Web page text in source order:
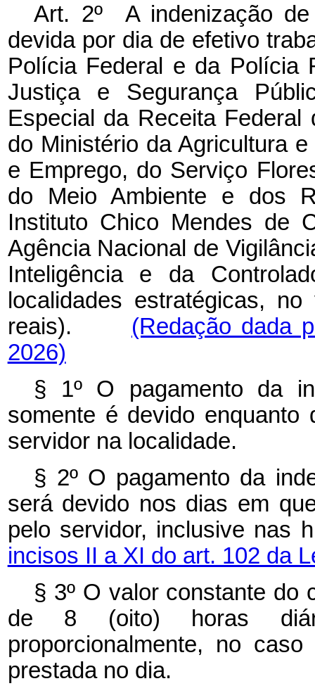
Art. 2º A indenização
devida por dia de efetivo
Polícia Federal e da Polícia
Justiça e Segurança
Especial da Receita
do Ministério da Agricultura
e Emprego, do Serviço
do Meio Ambiente e dos
Instituto Chico Mendes de
Agência Nacional de
Inteligência e da
localidades estratégicas,
reais). (Redação dada
2026)
§ 1º O pagamento da
somente é devido
servidor na localidade.
§ 2º O pagamento da
será devido nos dias em
pelo servidor, inclusive nas
incisos II a XI do art. 102 da
§ 3º O valor constante do
de 8 (oito) horas
proporcionalmente, no
prestada no dia.